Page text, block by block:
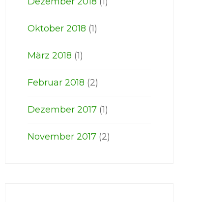
Oktober 2018 (1)
März 2018 (1)
Februar 2018 (2)
Dezember 2017(1)
November 2017(2)